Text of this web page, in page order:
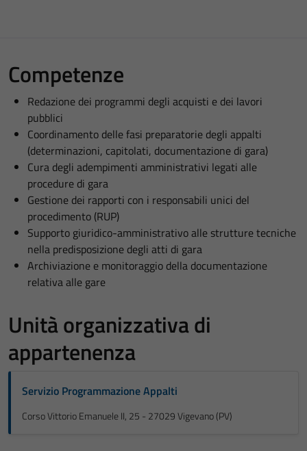
Competenze
Redazione dei programmi degli acquisti e dei lavori
pubblici
Coordinamento delle fasi preparatorie degli appalti
(determinazioni, capitolati, documentazione di gara)
Cura degli adempimenti amministrativi legati alle
procedure di gara
Gestione dei rapporti con i responsabili unici del
procedimento (RUP)
Supporto giuridico-amministrativo alle strutture tecniche
nella predisposizione degli atti di gara
Archiviazione e monitoraggio della documentazione
relativa alle gare
Unità organizzativa di
appartenenza
Servizio Programmazione Appalti
Corso Vittorio Emanuele II, 25 - 27029 Vigevano (PV)